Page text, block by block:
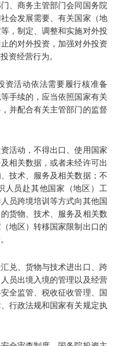
、商务主管部门会同国务院
会发展需要、有关国家（地
，制定、调整和实施对外投
的对外投资，加强对外投资
资经营行为。
活动依法需要履行核准备
手续的，应当依照国家有关
并配合有关主管部门的监督
活动，不得出口、使用国家
相关数据，或者未经许可出
技术、服务及相关数据；不
人员赴其他国家（地区）工
员跨境培训等方式向其他国
货物、技术、服务及相关数
地区）转移国家限制出口的
兑、货物与技术进出口、跨
员出境入境的管理以及经营
全监管、税收征收管理、国
行政法规和国家有关规定执